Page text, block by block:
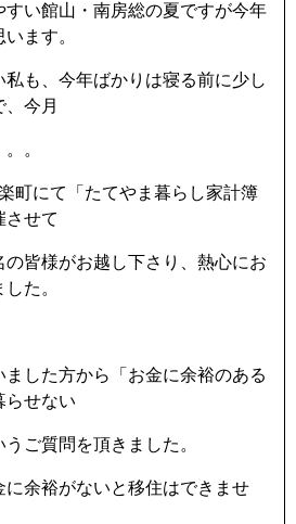
い館山・南房総の夏ですが今年
ます。
も、今年ばかりは寝る前に少し
今月
。
町にて「たてやま暮らし家計簿
させて
の皆様がお越し下さり、熱心にお
た。
した方から「お金に余裕のある
らせない
ご質問を頂きました。
余裕がないと移住はできませ